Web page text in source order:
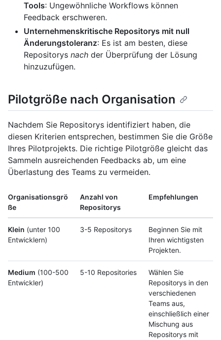
Tools: Ungewöhnliche Workflows können
Feedback erschweren.
Unternehmenskritische Repositorys mit null
Änderungstoleranz: Es ist am besten, diese
Repositorys nach der Überprüfung der Lösung
hinzuzufügen.
Pilotgröße nach Organisation
Nachdem Sie Repositorys identifiziert haben, die
diesen Kriterien entsprechen, bestimmen Sie die Größe
Ihres Pilotprojekts. Die richtige Pilotgröße gleicht das
Sammeln ausreichenden Feedbacks ab, um eine
Überlastung des Teams zu vermeiden.
Organisationsgrö
ße
Anzahl von
Repositorys
Empfehlungen
Klein (unter 100
Entwicklern)
3-5 Repositorys
Beginnen Sie mit
Ihren wichtigsten
Projekten.
Medium (100-500
Entwickler)
5-10 Repositories
Wählen Sie
Repositorys in den
verschiedenen
Teams aus,
einschließlich einer
Mischung aus
Repositorys mit